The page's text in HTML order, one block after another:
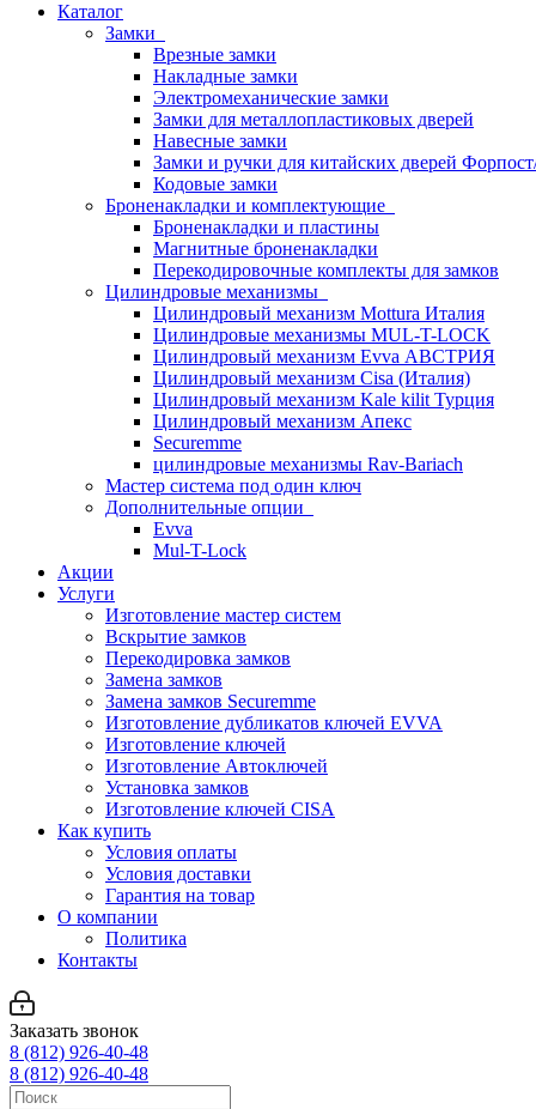
Каталог
Замки
Врезные замки
Накладные замки
Электромеханические замки
Замки для металлопластиковых дверей
Навесные замки
Замки и ручки для китайских дверей
Кодовые замки
Броненакладки и комплектующие
Броненакладки и пластины
Магнитные броненакладки
Перекодировочные комплекты для замков
Цилиндровые механизмы
Цилиндровый механизм Mottura Италия
Цилиндровые механизмы MUL-T-LOCK
Цилиндровый механизм Evva АВСТРИЯ
Цилиндровый механизм Cisa (Италия)
Цилиндровый механизм Kale kilit Турция
Цилиндровый механизм Апекс
Securemme
цилиндровые механизмы Rav-Bariach
Мастер система под один ключ
Дополнительные опции
Evva
Mul-T-Lock
Акции
Услуги
Изготовление мастер систем
Вскрытие замков
Перекодировка замков
Замена замков
Замена замков Securemme
Изготовление дубликатов ключей EVVA
Изготовление ключей
Изготовление Автоключей
Установка замков
Изготовление ключей CISA
Как купить
Условия оплаты
Условия доставки
Гарантия на товар
О компании
Политика
Контакты
Заказать звонок
8 (812) 926-40-48
8 (812) 926-40-48